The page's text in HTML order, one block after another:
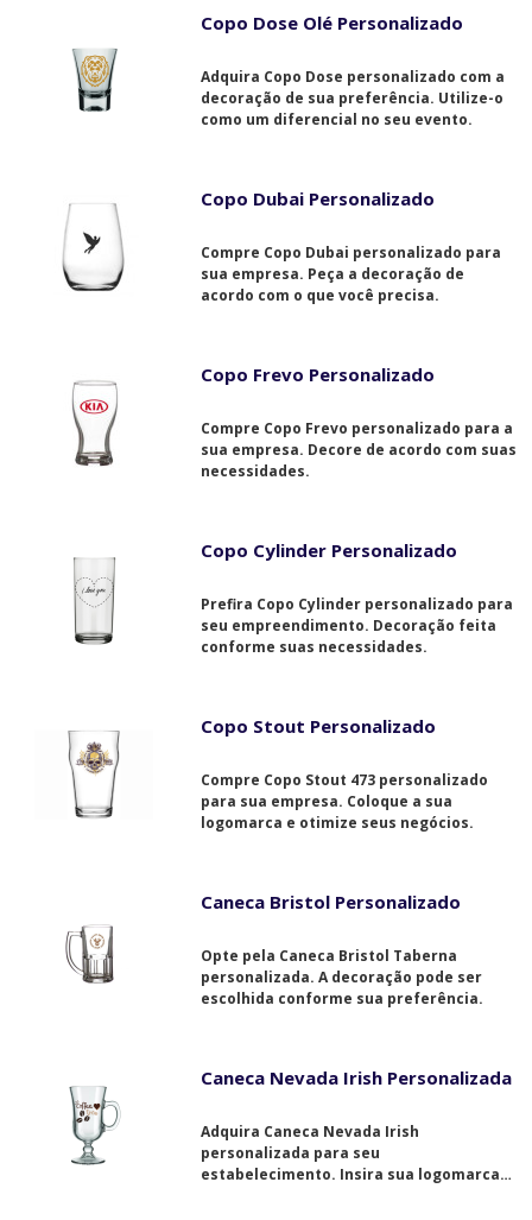
Copo Dose Olé Personalizado
Adquira Copo Dose personalizado com a
decoração de sua preferência. Utilize-o
como um diferencial no seu evento.
Copo Dubai Personalizado
Compre Copo Dubai personalizado para
sua empresa. Peça a decoração de
acordo com o que você precisa.
Copo Frevo Personalizado
Compre Copo Frevo personalizado para a
sua empresa. Decore de acordo com suas
necessidades.
Copo Cylinder Personalizado
Prefira Copo Cylinder personalizado para
seu empreendimento. Decoração feita
conforme suas necessidades.
Copo Stout Personalizado
Compre Copo Stout 473 personalizado
para sua empresa. Coloque a sua
logomarca e otimize seus negócios.
Caneca Bristol Personalizado
Opte pela Caneca Bristol Taberna
personalizada. A decoração pode ser
escolhida conforme sua preferência.
Caneca Nevada Irish Personalizada
Adquira Caneca Nevada Irish
personalizada para seu
estabelecimento. Insira sua logomarca